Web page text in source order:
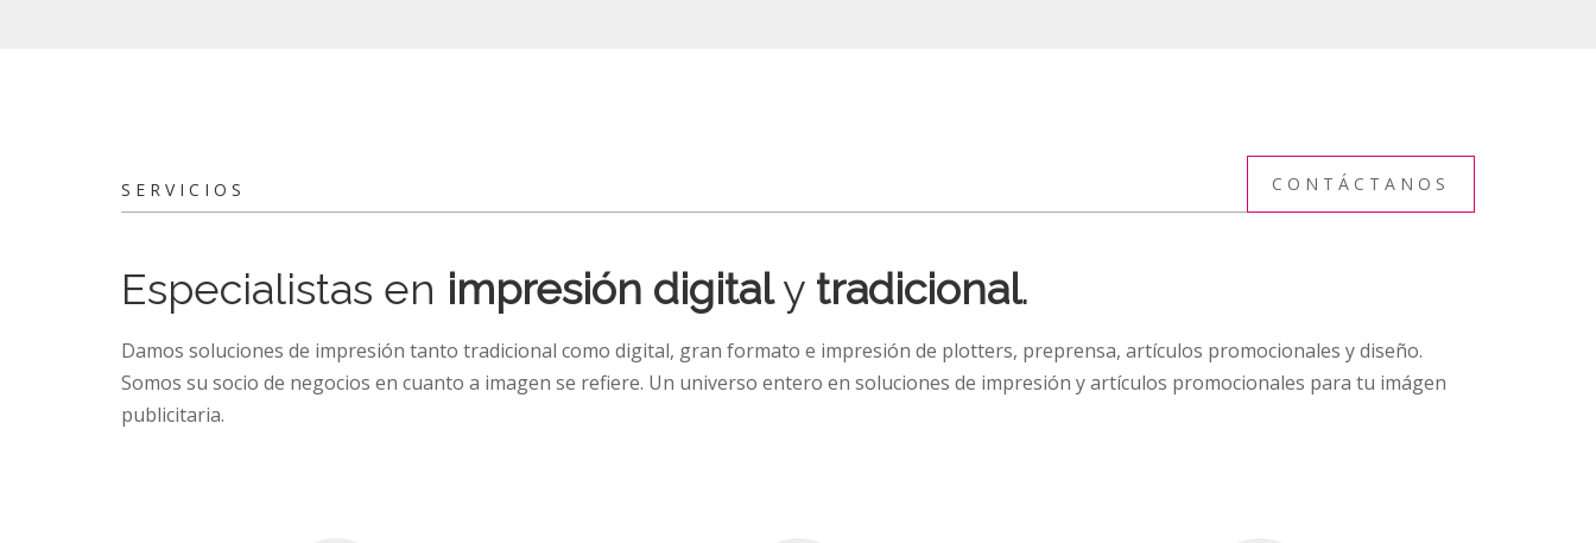
CONTÁCTANOS
SERVICIOS
Especialistas en impresión digitaly tradicional.
Damos soluciones de impresión tanto tradicional como digital, gran formato e impresión de plotters, preprensa, artículos promocionales y diseño.
Somos su socio de negocios en cuanto a imagen se refiere. Un universo entero en soluciones de impresión y artículos promocionales para tu imágen
publicitaria.